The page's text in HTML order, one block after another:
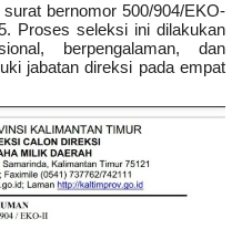
bernomor 500/904/EKO-
Proses seleksi ini dilakukan
berpengalaman, dan
jabatan direksi pada empat